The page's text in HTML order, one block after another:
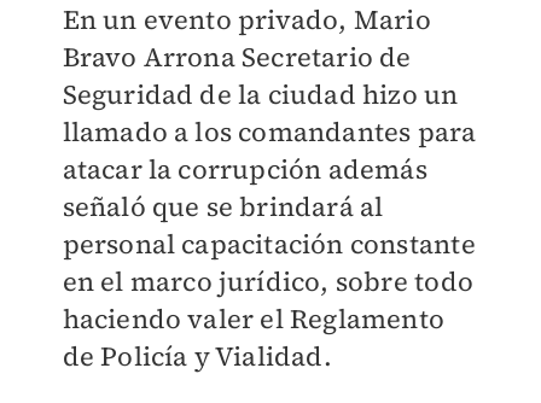
En un evento privado, Mario
Bravo Arrona Secretario de
Seguridad de la ciudad hizo un
llamado a los comandantes para
atacar la corrupción además
señaló que se brindará al
personal capacitación constante
en el marco jurídico, sobre todo
haciendo valer el Reglamento
de Policía y Vialidad.